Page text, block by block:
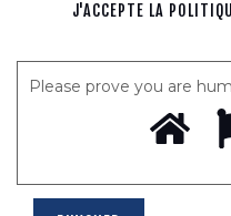
J'ACCEPTE LA
Please prove you are